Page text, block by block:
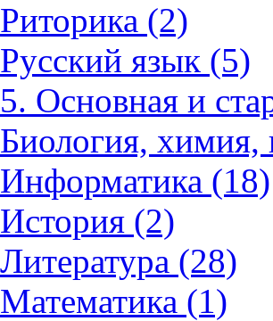
Риторика (2)
Русский язык (5)
5. Основная и
Биология, химия,
Информатика (18)
История (2)
Литература (28)
Математика (1)